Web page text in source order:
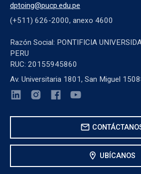
dptoing@pucp.edu.pe
(+511) 626-2000, anexo 4600
Razón Social: PONTIFICIA
PERU
RUC: 20155945860
Av. Universitaria 1801, San Miguel
mail
location_on UBÍCANOS